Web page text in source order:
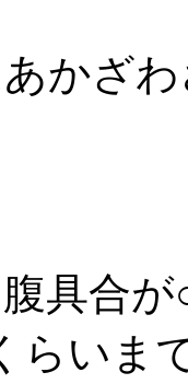
かざ
具合
らいま